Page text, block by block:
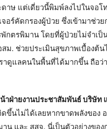
าษ แต่เดี่ยวนี้พิมพ์ลงไปในจอ
ร์คัดกรองผู้ป่วย ซึ่งเข้ามาช่ว
กตรพิมาน โดยที่ผู้ป่วยไม่จำเ
ม. ช่วยประเมินสุขภาพเบื้องต้
าดูแลคนในพื้นที่ได้มากขึ้น ถือว่
ฝ่ายงานประชาสัมพันธ์ บริษัท
กิดขึ้นไม่ได้เลยหากขาดพลังข
าน และ สสจ. นี่เป็นตัวอย่างข